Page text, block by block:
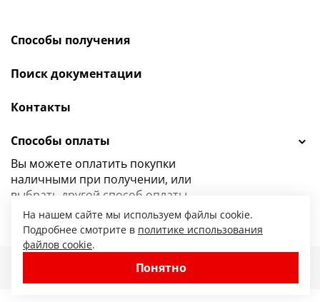
Способы получения
Поиск документации
Контакты
Способы оплаты
Вы можете оплатить покупки
наличными при получении, или
выбрать другой способ оплаты.
На нашем сайте мы используем файлы cookie.
Подробнее смотрите в политике использования
файлов cookie.
Понятно
47.ru — интернет-магазин сантехники от
© 2010-2026. Все права защищены.